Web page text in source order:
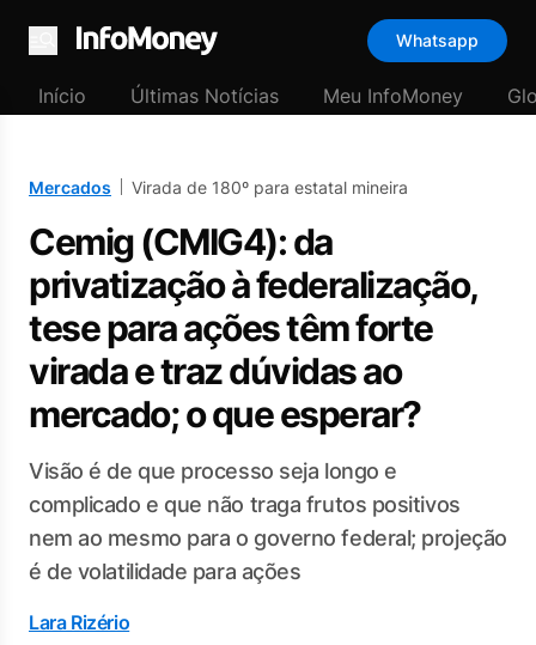
Menu
Whatsapp
Início Últimas Notícias Meu InfoMoney
Mercados Virada de 180º para estatal mineira
Cemig (CMIG4): da
privatização à federalização,
tese para ações têm forte
virada e traz dúvidas ao
mercado; o que esperar?
Visão é de que processo seja longo e
complicado e que não traga frutos positivos
nem ao mesmo para o governo federal; projeção
é de volatilidade para ações
Lara Rizério